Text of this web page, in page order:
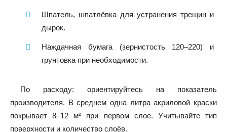
Шпатель, шпатлёвка для устранения трещин и
дырок.
Наждачная бумага (зернистость 120–220) и
грунтовка при необходимости.
По расходу: ориентируйтесь на показатель
производителя. В среднем одна литра акриловой краски
покрывает 8–12 м² при первом слое. Учитывайте тип
поверхности и количество слоёв.